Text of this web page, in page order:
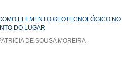
ELEMENTO GEOTECNOLÓGICO NO
DO LUGAR
DE SOUSA MOREIRA